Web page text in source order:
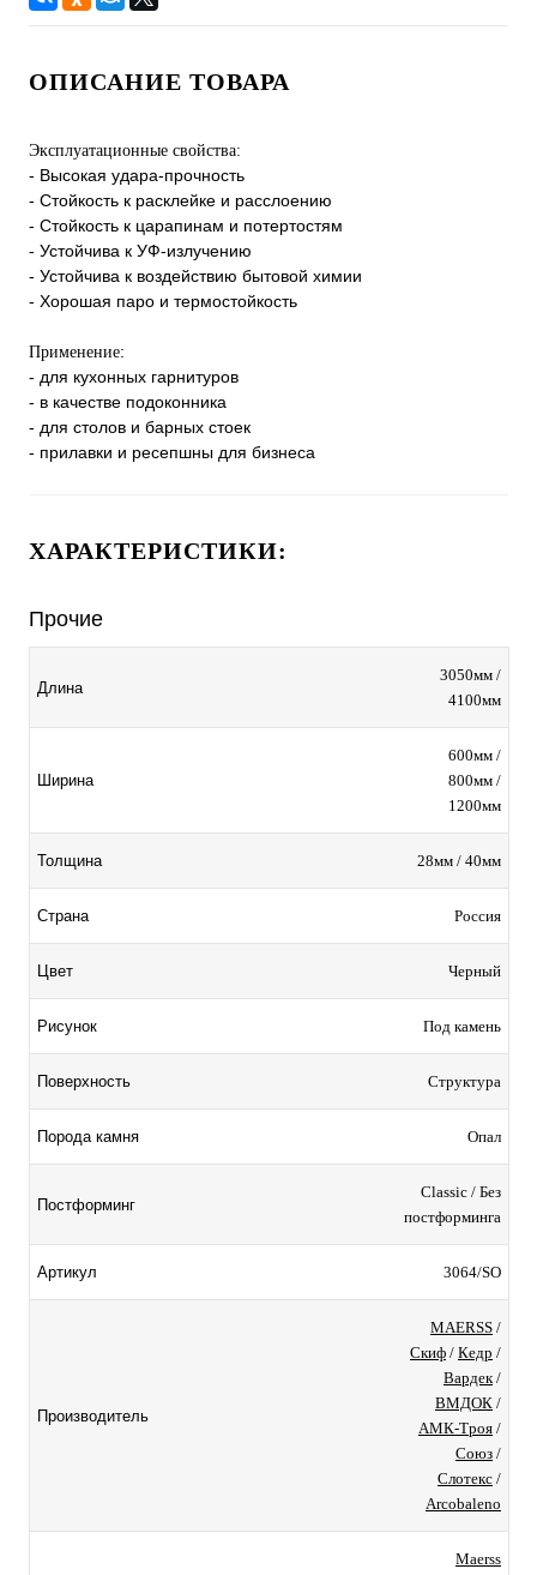
ОПИСАНИЕ ТОВАРА
Эксплуатационные свойства:
- Высокая удара-прочность
- Стойкость к расклейке и расслоению
- Стойкость к царапинам и потертостям
- Устойчива к УФ-излучению
- Устойчива к воздействию бытовой химии
- Хорошая паро и термостойкость
Применение:
- для кухонных гарнитуров
- в качестве подоконника
- для столов и барных стоек
- прилавки и ресепшны для бизнеса
ХАРАКТЕРИСТИКИ:
Прочие
Длина
3050мм /
4100мм
Ширина
600мм /
800мм /
1200мм
Толщина 28мм / 40мм
Страна Россия
Цвет Черный
Рисунок Под камень
Поверхность Структура
Порода камня Опал
Постформинг
Classic / Без
постформинга
Артикул 3064/SO
Производитель
MAERSS /
Скиф / Кедр /
Вардек/
ВМДОК /
АМК-Троя /
Союз /
Слотекс /
Arcobaleno
Maerss